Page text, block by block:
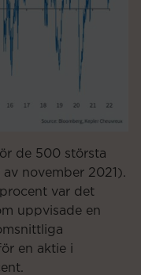
de 500 största
november 2021).
var det
uppvisade en
en aktie i